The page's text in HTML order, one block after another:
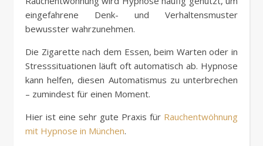
eingefahrene Denk- und Verhaltensmuster
bewusster wahrzunehmen.
Die Zigarette nach dem Essen, beim Warten oder in
Stresssituationen läuft oft automatisch ab. Hypnose
kann helfen, diesen Automatismus zu unterbrechen
– zumindest für einen Moment.
Hier ist eine sehr gute Praxis für Rauchentwöhnung
mit Hypnose in München.